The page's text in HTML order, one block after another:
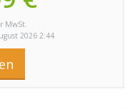
MwSt.
2026 2:44